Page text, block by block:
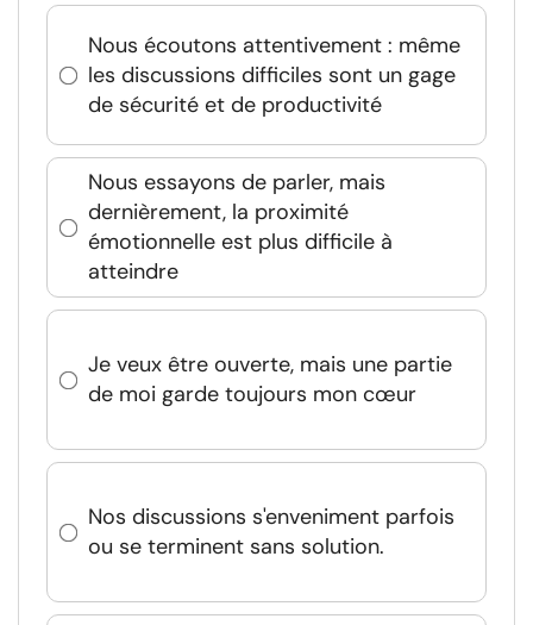
Nous écoutons attentivement : même
les discussions difficiles sont un gage
de sécurité et de productivité
Nous essayons de parler, mais
dernièrement, la proximité
émotionnelle est plus difficile à
atteindre
Je veux être ouverte, mais une partie
de moi garde toujours mon cœur
Nos discussions s'enveniment parfois
ou se terminent sans solution.